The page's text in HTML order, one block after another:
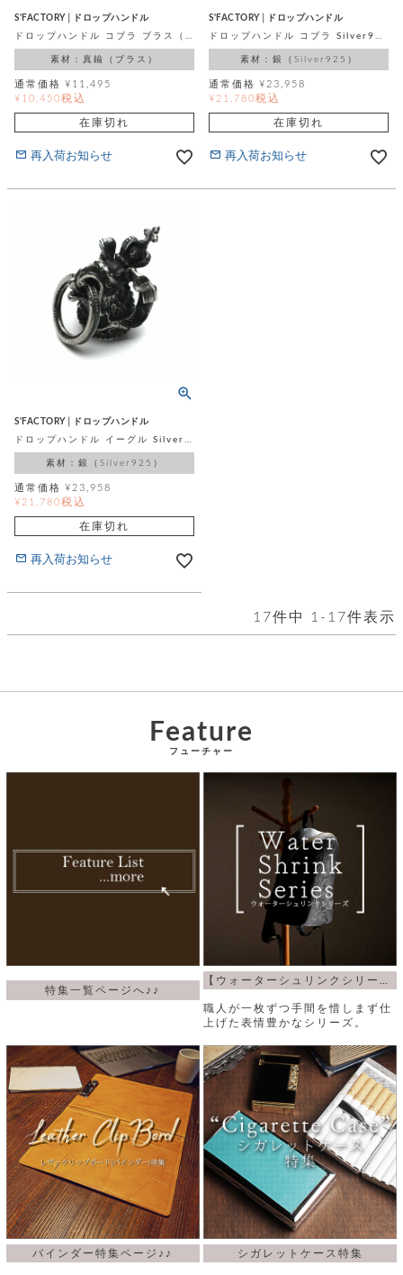
S'FACTORY│ドロップハンドル
素材：真鍮（ブラス）
通常価格 ¥ 11,495
¥ 10,450税込
在庫切れ
再入荷お知らせ
S'FACTORY│ドロップハンドル
素材：銀（Silver925）
通常価格 ¥ 23,958
¥ 21,780税込
在庫切れ
再入荷お知らせ
S'FACTORY│ドロップハンドル
素材：銀（Silver925）
通常価格 ¥ 23,958
¥ 21,780税込
在庫切れ
再入荷お知らせ
17件中 1 - 17件表示
フューチャー
Feature
特集一覧ページへ♪♪
職人が一枚ずつ手間を惜しまず仕
上げた表情豊かなシリーズ。
バインダー特集ページ♪♪ シガレットケース特集